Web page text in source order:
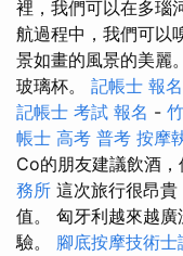
裡，我們可以在多瑙
航過程中，我們可以
景如畫的風景的美麗
玻璃杯。 記帳士 報
記帳士 考試 報名 -
帳士 高考 普考 按摩
Co的朋友建議飲酒
務所 這次旅行很昂
值。 匈牙利越來越
驗。 腳底按摩技術士